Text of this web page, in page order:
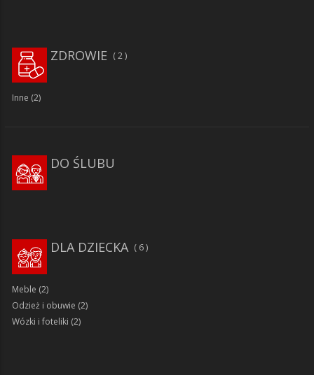
ZDROWIE 2
Inne (2)
DO ŚLUBU
6
DLA DZIECKA
Meble (2)
Odzież i obuwie (2)
Wózki i foteliki (2)